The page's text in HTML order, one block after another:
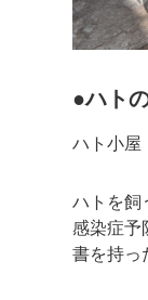
●ハト
ハト小屋
ハトを飼
感染症予
書を持っ